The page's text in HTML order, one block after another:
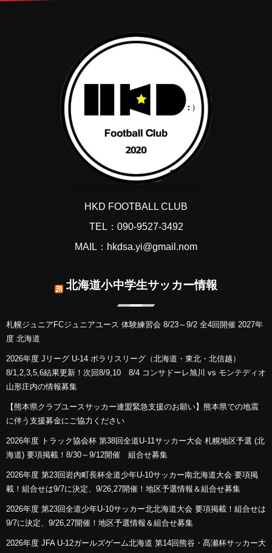
HKD FOOTBALL CLUB
TEL：090-9527-3492
MAIL：hkdsa.yi@gmail.nom
北海道小中学生サッカー情報
札幌ジュニアFCジュニアユース 体験練習会 8/23～9/2 全4回開催 2027年
度 北海道
2026年度 Jリーグ U-14 ポラリスリーグ（北海道・東北・北信越）
8/1,2,3,5,6結果更新！次回8/9,10 8/4 コンサドーレ旭川 vs モンテディオ
山形庄内の情報募集
【熊本県クラブユースサッカー連盟緊急支援のお願い】熊本県での地震
に伴う支援募金にご協力ください
2026年度 トラック協会杯 第38回全道U-11サッカー大会 札幌地区予選 (北
海道) 要項掲載！8/30～9/12開催 組合せ募集
2026年度 第23回岩内町長杯全道少年U-10サッカー南北海道大会 要項掲
載！組合せは9/7に決定、9/26,27開催！地区予選情報＆組合せ募集
2026年度 第23回全道少年U-10サッカー北北海道大会 要項掲載！組合せは
9/7に決定、9/26,27開催！地区予選情報＆組合せ募集
2026年度 JFA U-12ガールズゲーム北海道 第14回熊谷・髙瀬杯サッカー大